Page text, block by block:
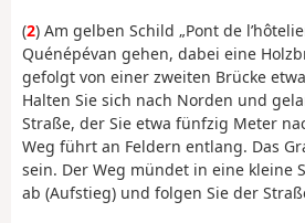
(2) Am gelben Schild „Pont de
Quénépévan gehen, dabei eine
gefolgt von einer zweiten Brücke
Halten Sie sich nach Norden und
Straße, der Sie etwa fünfzig Meter
Weg führt an Feldern entlang. Das
sein. Der Weg mündet in eine kleine
ab (Aufstieg) und folgen Sie der